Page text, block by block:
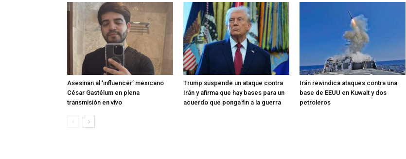
Asesinan al ‘influencer’ mexicano
César Gastélum en plena
transmisión en vivo
Trump suspende un ataque contra
Irán y afirma que hay bases para un
acuerdo que ponga fin a la guerra
Irán reivindica ataques contra una
base de EEUU en Kuwait y dos
petroleros